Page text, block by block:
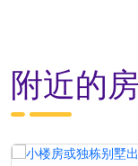
附近的